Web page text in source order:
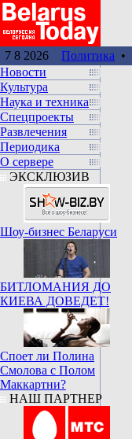
7 8 2026 Политика •
Новости
Культура
Наука и техника
Спецпроекты
Развлечения
Периодика
О сервере
ЭКСКЛЮЗИВ
Шоу-бизнес Беларуси
БИТЛОМАНИЯ ДО
КИЕВА ДОВЕДЕТ!
Споет ли Полина
Смолова с Полом
Маккартни?
НАШ ПАРТНЕР